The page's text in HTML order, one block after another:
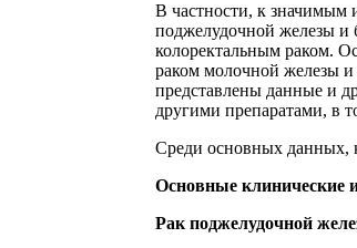
В частности, к значимым
поджелудочной железы и
колоректальным раком.
раком молочной железы
представлены данные и
другими препаратами, в
Среди основных данных,
Основные клинические
Рак поджелудочной